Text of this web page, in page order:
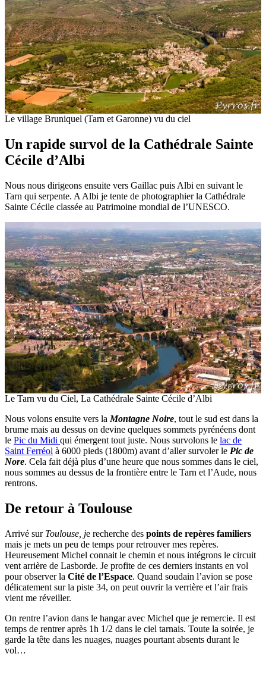
Le village Bruniquel (Tarn et Garonne) vu du ciel
Un rapide survol de la Cathédrale Sainte
Cécile d’Albi
Nous nous dirigeons ensuite vers Gaillac puis Albi en suivant le
Tarn qui serpente. A Albi je tente de photographier la Cathédrale
Sainte Cécile classée au Patrimoine mondial de l’UNESCO.
Le Tarn vu du Ciel, La Cathédrale Sainte Cécile d’Albi
Nous volons ensuite vers la Montagne Noire, tout le sud est dans la
brume mais au dessus on devine quelques sommets pyrénéens dont
le Pic du Midi qui émergent tout juste. Nous survolons le lac de
Saint Ferréol à 6000 pieds (1800m) avant d’aller survoler le Pic de
Nore. Cela fait déjà plus d’une heure que nous sommes dans le ciel,
nous sommes au dessus de la frontière entre le Tarn et l’Aude, nous
rentrons.
De retour à Toulouse
Arrivé sur Toulouse, je recherche des points de repères familiers
mais je mets un peu de temps pour retrouver mes repères.
Heureusement Michel connait le chemin et nous intégrons le circuit
vent arrière de Lasborde. Je profite de ces derniers instants en vol
pour observer la Cité de l’Espace. Quand soudain l’avion se pose
délicatement sur la piste 34, on peut ouvrir la verrière et l’air frais
vient me réveiller.
On rentre l’avion dans le hangar avec Michel que je remercie. Il est
temps de rentrer après 1h 1/2 dans le ciel tarnais. Toute la soirée, je
garde la tête dans les nuages, nuages pourtant absents durant le
vol…